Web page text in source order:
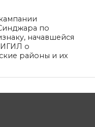
по
начавшейся
ИГИЛ о
районы и их